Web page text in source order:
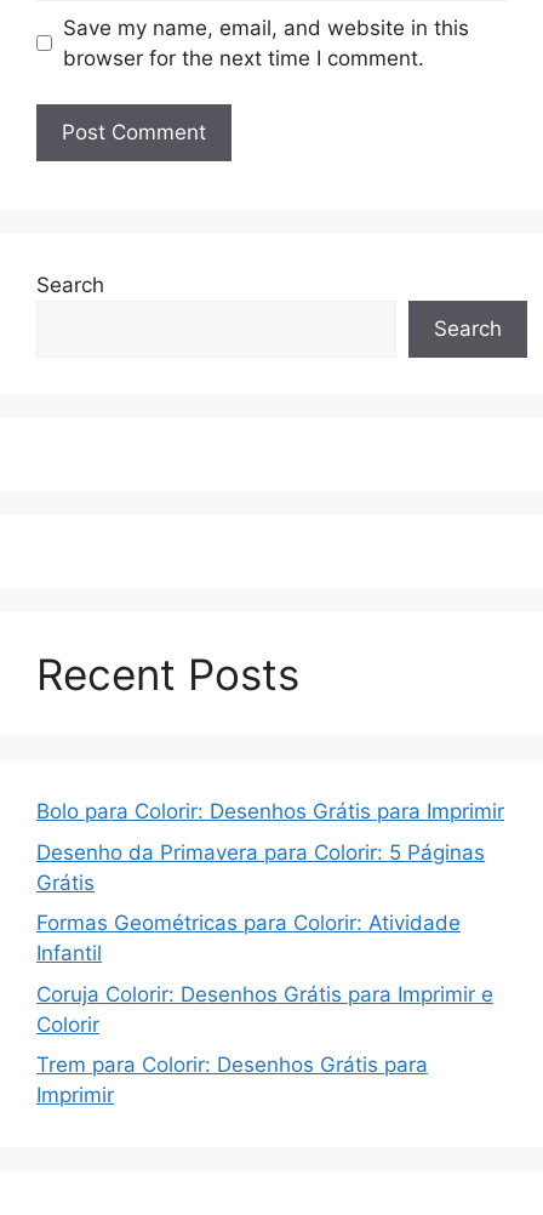
Save my name, email, and website in this
browser for the next time I comment.
Search
Search
Recent Posts
Bolo para Colorir: Desenhos Grátis para Imprimir
Desenho da Primavera para Colorir: 5 Páginas
Grátis
Formas Geométricas para Colorir: Atividade
Infantil
Coruja Colorir: Desenhos Grátis para Imprimir e
Colorir
Trem para Colorir: Desenhos Grátis para
Imprimir